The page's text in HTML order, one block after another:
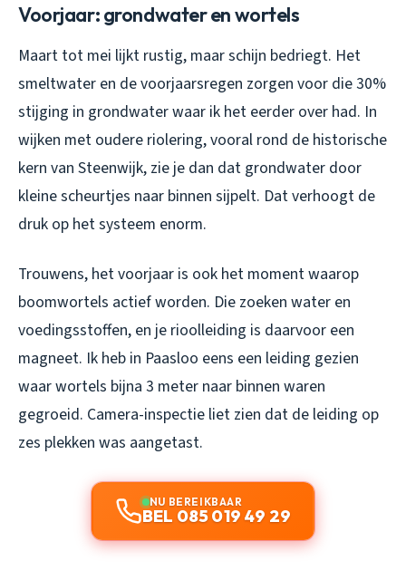
Voorjaar: grondwater en wortels
Maart tot mei lijkt rustig, maar schijn bedriegt. Het
smeltwater en de voorjaarsregen zorgen voor die 30%
stijging in grondwater waar ik het eerder over had. In
wijken met oudere riolering, vooral rond de historische
kern van Steenwijk, zie je dan dat grondwater door
kleine scheurtjes naar binnen sijpelt. Dat verhoogt de
druk op het systeem enorm.
Trouwens, het voorjaar is ook het moment waarop
boomwortels actief worden. Die zoeken water en
voedingsstoffen, en je rioolleiding is daarvoor een
magneet. Ik heb in Paasloo eens een leiding gezien
waar wortels bijna 3 meter naar binnen waren
gegroeid. Camera-inspectie liet zien dat de leiding op
zes plekken was aangetast.
NU BEREIKBAAR
BEL 085 019 49 29